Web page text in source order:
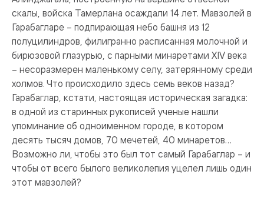
скалы, войска Тамерлана осаждали 14 лет. Мавзолей в
Гарабагларе – подпирающая небо башня из 12
полуцилиндров, филигранно расписанная молочной и
бирюзовой глазурью, с парными минаретами XIV века
– несоразмерен маленькому селу, затерянному среди
холмов. Что происходило здесь семь веков назад?
Гарабаглар, кстати, настоящая историческая загадка:
в одной из старинных рукописей ученые нашли
упоминание об одноименном городе, в котором
десять тысяч домов, 70 мечетей, 40 минаретов…
Возможно ли, чтобы это был тот самый Гарабаглар – и
чтобы от всего былого великолепия уцелел лишь один
этот мавзолей?